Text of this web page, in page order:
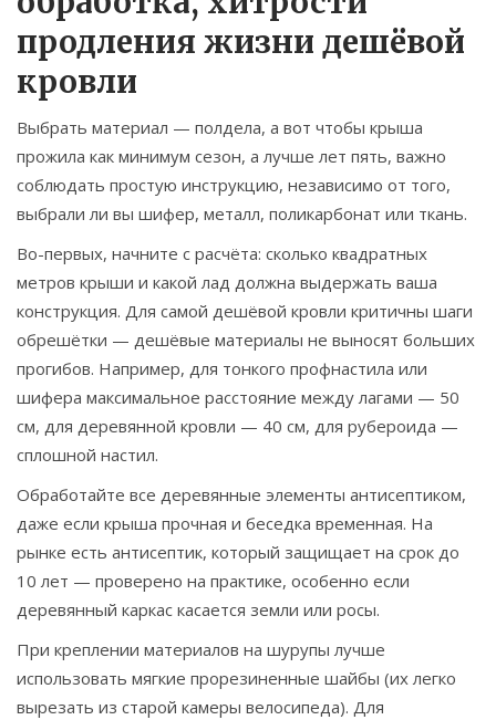
продления жизни дешёвой
кровли
Выбрать материал — полдела, а вот чтобы крыша
прожила как минимум сезон, а лучше лет пять, важно
соблюдать простую инструкцию, независимо от того,
выбрали ли вы шифер, металл, поликарбонат или ткань.
Во-первых, начните с расчёта: сколько квадратных
метров крыши и какой лад должна выдержать ваша
конструкция. Для самой дешёвой кровли критичны шаги
обрешётки — дешёвые материалы не выносят больших
прогибов. Например, для тонкого профнастила или
шифера максимальное расстояние между лагами — 50
см, для деревянной кровли — 40 см, для рубероида —
сплошной настил.
Обработайте все деревянные элементы антисептиком,
даже если крыша прочная и беседка временная. На
рынке есть антисептик, который защищает на срок до
10 лет — проверено на практике, особенно если
деревянный каркас касается земли или росы.
При креплении материалов на шурупы лучше
использовать мягкие прорезиненные шайбы (их легко
вырезать из старой камеры велосипеда). Для